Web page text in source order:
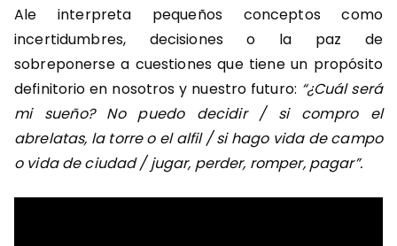
Ale interpreta pequeños conceptos como
incertidumbres, decisiones o la paz de
sobreponerse a cuestiones que tiene un propósito
definitorio en nosotros y nuestro futuro: “¿Cuál será
mi sueño? No puedo decidir / si compro el
abrelatas, la torre o el alfil / si hago vida de campo
o vida de ciudad / jugar, perder, romper, pagar”.